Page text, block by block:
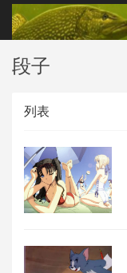
段子
列表